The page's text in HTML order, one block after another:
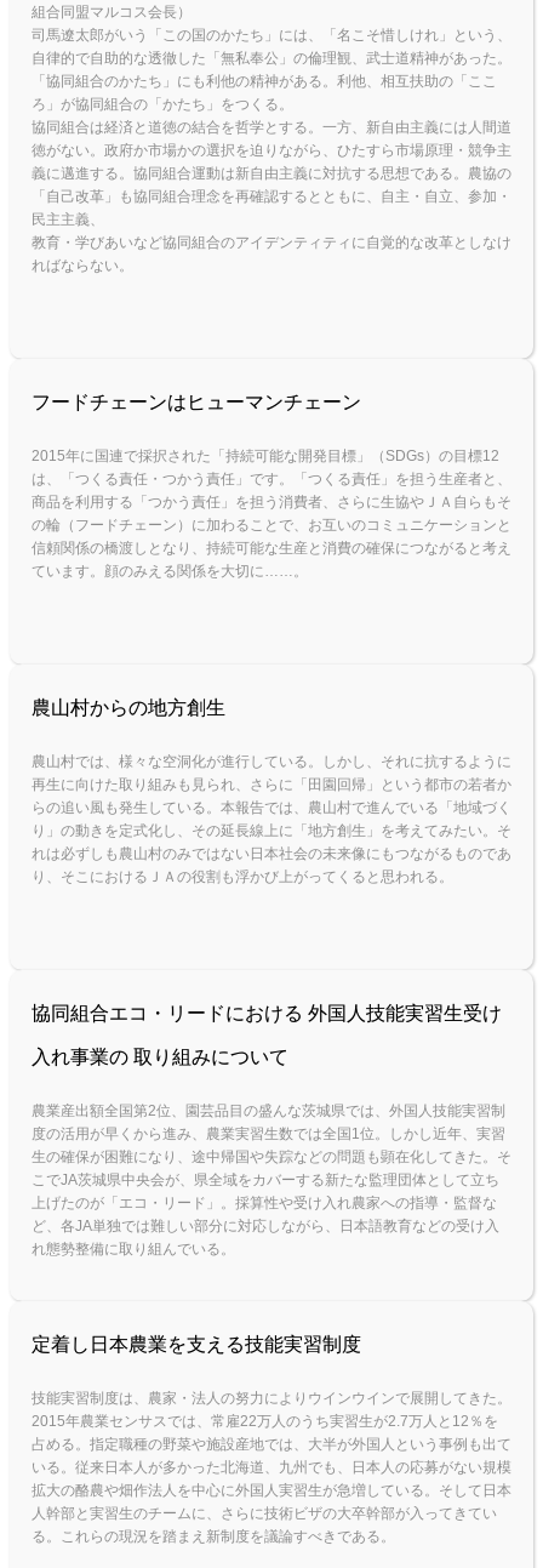
組合同盟マルコス会長）
司馬遼太郎がいう「この国のかたち」には、「名こそ惜しけれ」という、
自律的で自助的な透徹した「無私奉公」の倫理観、武士道精神があった。
「協同組合のかたち」にも利他の精神がある。利他、相互扶助の「ここ
ろ」が協同組合の「かたち」をつくる。
協同組合は経済と道徳の結合を哲学とする。一方、新自由主義には人間道
徳がない。政府か市場かの選択を迫りながら、ひたすら市場原理・競争主
義に邁進する。協同組合運動は新自由主義に対抗する思想である。農協の
「自己改革」も協同組合理念を再確認するとともに、自主・自立、参加・
民主主義、
教育・学びあいなど協同組合のアイデンティティに自覚的な改革としなけ
ればならない。
フードチェーンはヒューマンチェーン
2015年に国連で採択された「持続可能な開発目標」（SDGs）の目標12
は、「つくる責任・つかう責任」です。「つくる責任」を担う生産者と、
商品を利用する「つかう責任」を担う消費者、さらに生協やＪＡ自らもそ
の輪（フードチェーン）に加わることで、お互いのコミュニケーションと
信頼関係の橋渡しとなり、持続可能な生産と消費の確保につながると考え
ています。顔のみえる関係を大切に……。
農山村からの地方創生
農山村では、様々な空洞化が進行している。しかし、それに抗するように
再生に向けた取り組みも見られ、さらに「田園回帰」という都市の若者か
らの追い風も発生している。本報告では、農山村で進んでいる「地域づく
り」の動きを定式化し、その延長線上に「地方創生」を考えてみたい。そ
れは必ずしも農山村のみではない日本社会の未来像にもつながるものであ
り、そこにおけるＪＡの役割も浮かび上がってくると思われる。
協同組合エコ・リードにおける 外国人技能実習生受け
入れ事業の 取り組みについて
農業産出額全国第2位、園芸品目の盛んな茨城県では、外国人技能実習制
度の活用が早くから進み、農業実習生数では全国1位。しかし近年、実習
生の確保が困難になり、途中帰国や失踪などの問題も顕在化してきた。そ
こでJA茨城県中央会が、県全域をカバーする新たな監理団体として立ち
上げたのが「エコ・リード」。採算性や受け入れ農家への指導・監督な
ど、各JA単独では難しい部分に対応しながら、日本語教育などの受け入
れ態勢整備に取り組んでいる。
定着し日本農業を支える技能実習制度
技能実習制度は、農家・法人の努力によりウインウインで展開してきた。
2015年農業センサスでは、常雇22万人のうち実習生が2.7万人と12％を
占める。指定職種の野菜や施設産地では、大半が外国人という事例も出て
いる。従来日本人が多かった北海道、九州でも、日本人の応募がない規模
拡大の酪農や畑作法人を中心に外国人実習生が急増している。そして日本
人幹部と実習生のチームに、さらに技術ビザの大卒幹部が入ってきてい
る。これらの現況を踏まえ新制度を議論すべきである。